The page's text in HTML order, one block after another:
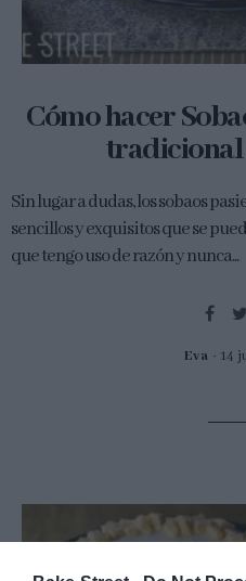
Cómo hacer
Sin lugar a dudas, los sobaos
sencillos y exquisitos que se
que tengo uso de razón y nunca...
Eva 14